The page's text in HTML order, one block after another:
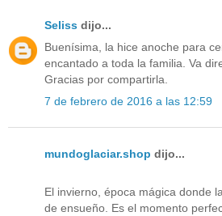
Seliss dijo...
Buenísima, la hice anoche para
encantado a toda la familia. Va
Gracias por compartirla.
7 de febrero de 2016 a las 12:59
mundoglaciar.shop dijo...
El invierno, época mágica donde
de ensueño. Es el momento